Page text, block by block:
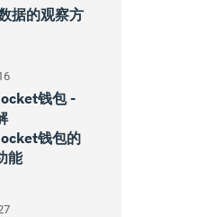
据的观察方
钱包 -
钱包的
能